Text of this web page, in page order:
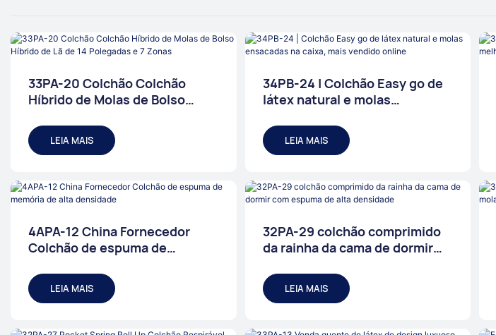
33PA-20 Colchão Colchão
Híbrido de Molas de Bolso
e 7 Zonas
LEIA MAIS
34PB-24 | Colchão Easy go de
látex natural e molas
vendido online
LEIA MAIS
4APA-12 China Fornecedor
Colchão de espuma de
LEIA MAIS
32PA-29 colchão comprimido
da rainha da cama de dormir
LEIA MAIS